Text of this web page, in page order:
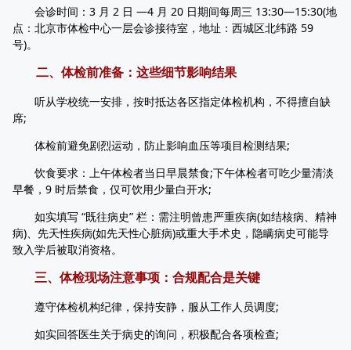
会诊时间：3 月 2 日 —4 月 20 日期间每周三 13:30—15:30(地
点：北京市体检中心一层会诊接待室，地址：西城区北纬路 59
号)。
二、体检前准备：这些细节影响结果
听从学校统一安排，按时抵达各区指定体检机构，不得擅自缺
席;
体检前避免剧烈运动，防止影响血压等项目检测结果;
饮食要求：上午体检者当日早晨禁食;下午体检者可吃少量清淡
早餐，9 时后禁食，仅可饮用少量白开水;
如实填写 “既往病史” 栏：需注明曾患严重疾病(如结核病、精神
病)、先天性疾病(如先天性心脏病)或重大手术史，隐瞒病史可能导
致入学后被取消资格。
三、体检现场注意事项：合规配合是关键
遵守体检机构纪律，保持安静，服从工作人员调度;
如实回答医生关于病史的询问，积极配合各项检查;